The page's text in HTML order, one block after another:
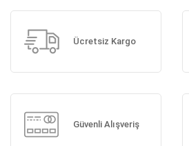
Ücretsiz Kargo
Güvenli Alışveriş